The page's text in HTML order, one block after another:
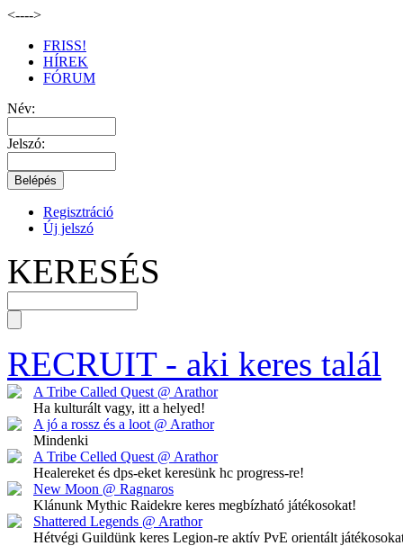
<---->
FRISS!
HÍREK
FÓRUM
Név:
Jelszó:
Regisztráció
Új jelszó
KERESÉS
RECRUIT- aki keres talál
A Tribe Called Quest @ Arathor
Ha kulturált vagy, itt a helyed!
A jó a rossz és a loot @ Arathor
Mindenki
A Tribe Celled Quest @ Arathor
Healereket és dps-eket keresünk hc progress-re!
New Moon @ Ragnaros
Klánunk Mythic Raidekre keres megbízható játékosokat!
Shattered Legends @ Arathor
Hétvégi Guildünk keres Legion-re aktív PvE orientált